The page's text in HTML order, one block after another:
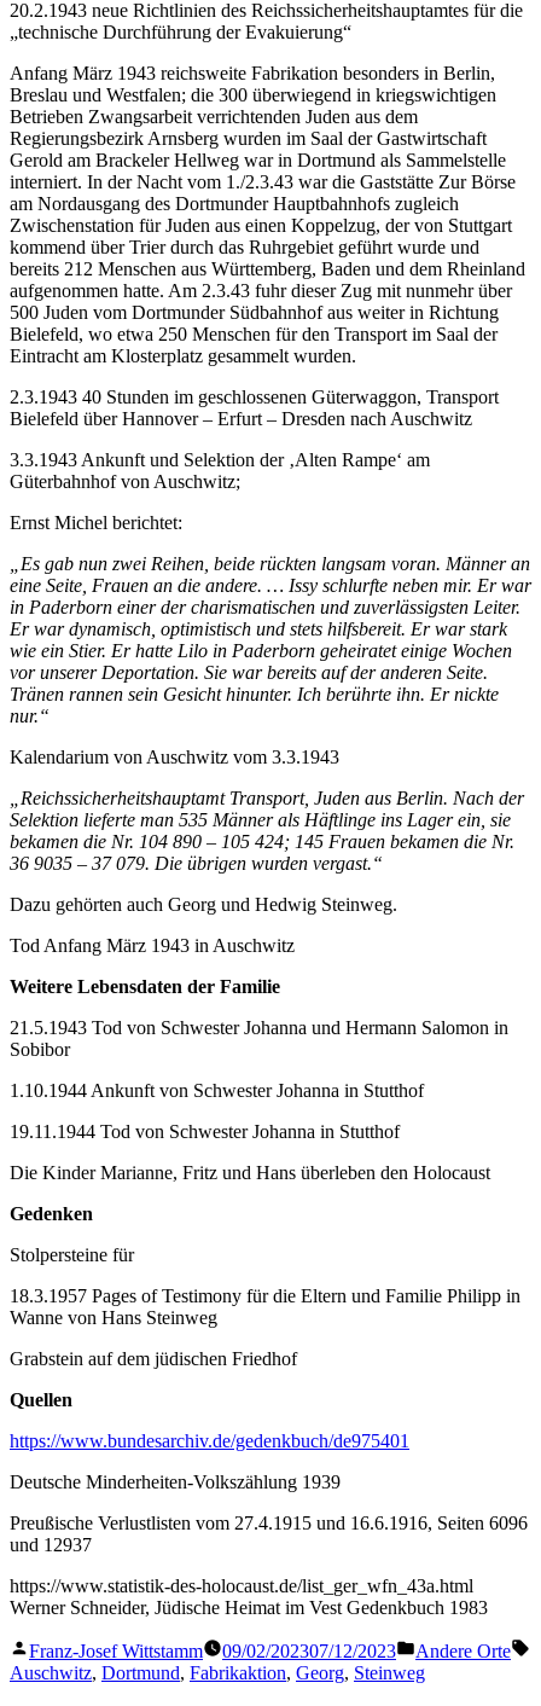
20.2.1943 neue Richtlinien des Reichssicherheitshauptamtes für die
„technische Durchführung der Evakuierung“
Anfang März 1943 reichsweite Fabrikation besonders in Berlin,
Breslau und Westfalen; die 300 überwiegend in kriegswichtigen
Betrieben Zwangsarbeit verrichtenden Juden aus dem
Regierungsbezirk Arnsberg wurden im Saal der Gastwirtschaft
Gerold am Brackeler Hellweg war in Dortmund als Sammelstelle
interniert. In der Nacht vom 1./2.3.43 war die Gaststätte Zur Börse
am Nordausgang des Dortmunder Hauptbahnhofs zugleich
Zwischenstation für Juden aus einen Koppelzug, der von Stuttgart
kommend über Trier durch das Ruhrgebiet geführt wurde und
bereits 212 Menschen aus Württemberg, Baden und dem Rheinland
aufgenommen hatte. Am 2.3.43 fuhr dieser Zug mit nunmehr über
500 Juden vom Dortmunder Südbahnhof aus weiter in Richtung
Bielefeld, wo etwa 250 Menschen für den Transport im Saal der
Eintracht am Klosterplatz gesammelt wurden.
2.3.1943 40 Stunden im geschlossenen Güterwaggon, Transport
Bielefeld über Hannover – Erfurt – Dresden nach Auschwitz
3.3.1943 Ankunft und Selektion der ‚Alten Rampe‘ am
Güterbahnhof von Auschwitz;
Ernst Michel berichtet:
„Es gab nun zwei Reihen, beide rückten langsam voran. Männer an
eine Seite, Frauen an die andere. … Issy schlurfte neben mir. Er war
in Paderborn einer der charismatischen und zuverlässigsten Leiter.
Er war dynamisch, optimistisch und stets hilfsbereit. Er war stark
wie ein Stier. Er hatte Lilo in Paderborn geheiratet einige Wochen
vor unserer Deportation. Sie war bereits auf der anderen Seite.
Tränen rannen sein Gesicht hinunter. Ich berührte ihn. Er nickte
nur.“
Kalendarium von Auschwitz vom 3.3.1943
„Reichssicherheitshauptamt Transport, Juden aus Berlin. Nach der
Selektion lieferte man 535 Männer als Häftlinge ins Lager ein, sie
bekamen die Nr. 104 890 – 105 424; 145 Frauen bekamen die Nr.
36 9035 – 37 079. Die übrigen wurden vergast.“
Dazu gehörten auch Georg und Hedwig Steinweg.
Tod Anfang März 1943 in Auschwitz
Weitere Lebensdaten der Familie
21.5.1943 Tod von Schwester Johanna und Hermann Salomon in
Sobibor
1.10.1944 Ankunft von Schwester Johanna in Stutthof
19.11.1944 Tod von Schwester Johanna in Stutthof
Die Kinder Marianne, Fritz und Hans überleben den Holocaust
Gedenken
Stolpersteine für
18.3.1957 Pages of Testimony für die Eltern und Familie Philipp in
Wanne von Hans Steinweg
Grabstein auf dem jüdischen Friedhof
Quellen
https://www.bundesarchiv.de/gedenkbuch/de975401
Deutsche Minderheiten-Volkszählung 1939
Preußische Verlustlisten vom 27.4.1915 und 16.6.1916, Seiten 6096
und 12937
https://www.statistik-des-holocaust.de/list_ger_wfn_43a.html
Werner Schneider, Jüdische Heimat im Vest Gedenkbuch 1983
Veröffentlicht
von
Franz-Josef Wittstamm 09/02/202307/12/2023
Veröffentlicht
in
Andere Orte
Auschwitz, Dortmund, Fabrikaktion, Georg, Steinweg